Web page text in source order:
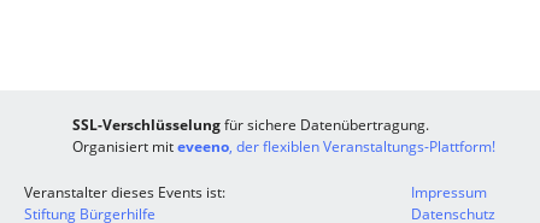
SSL-Verschlüsselungfür sichere Datenübertragung.
Organisiert miteveeno, der flexiblen Veranstaltungs-Plattform!
Veranstalter dieses Events ist:
Stiftung Bürgerhilfe
Impressum
Datenschutz